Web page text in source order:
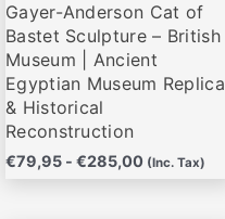
Gayer-Anderson Cat of
Bastet Sculpture – British
Museum | Ancient
Egyptian Museum Replica
& Historical
Reconstruction
€79,95 - €285,00 (Inc. Tax)
en
la
página
de
producto